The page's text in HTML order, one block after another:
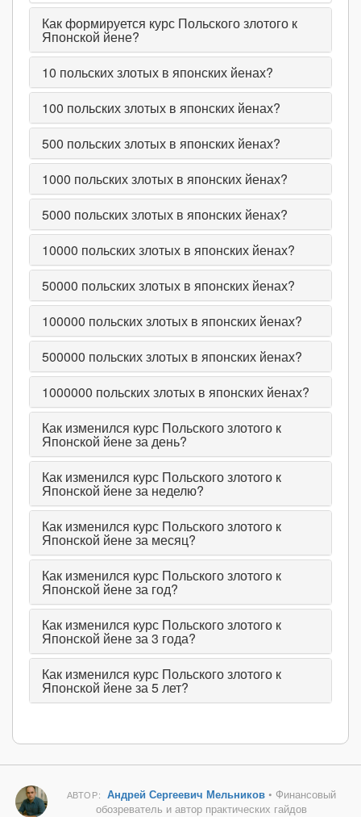
Как формируется курс Польского злотого к
Японской йене?
10 польских злотых в японских йенах?
100 польских злотых в японских йенах?
500 польских злотых в японских йенах?
1000 польских злотых в японских йенах?
5000 польских злотых в японских йенах?
10000 польских злотых в японских йенах?
50000 польских злотых в японских йенах?
100000 польских злотых в японских йенах?
500000 польских злотых в японских йенах?
1000000 польских злотых в японских йенах?
Как изменился курс Польского злотого к
Японской йене за день?
Как изменился курс Польского злотого к
Японской йене за неделю?
Как изменился курс Польского злотого к
Японской йене за месяц?
Как изменился курс Польского злотого к
Японской йене за год?
Как изменился курс Польского злотого к
Японской йене за 3 года?
Как изменился курс Польского злотого к
Японской йене за 5 лет?
АВТОР: Андрей Сергеевич Мельников• Финансовый
обозреватель и автор практических гайдов